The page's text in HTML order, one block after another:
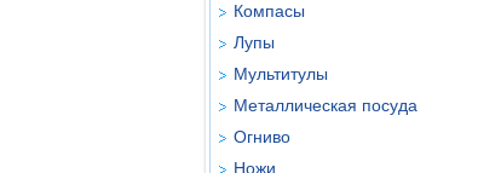
Компасы
Лупы
Мультитулы
Металлическая посуда
Огниво
Ножи